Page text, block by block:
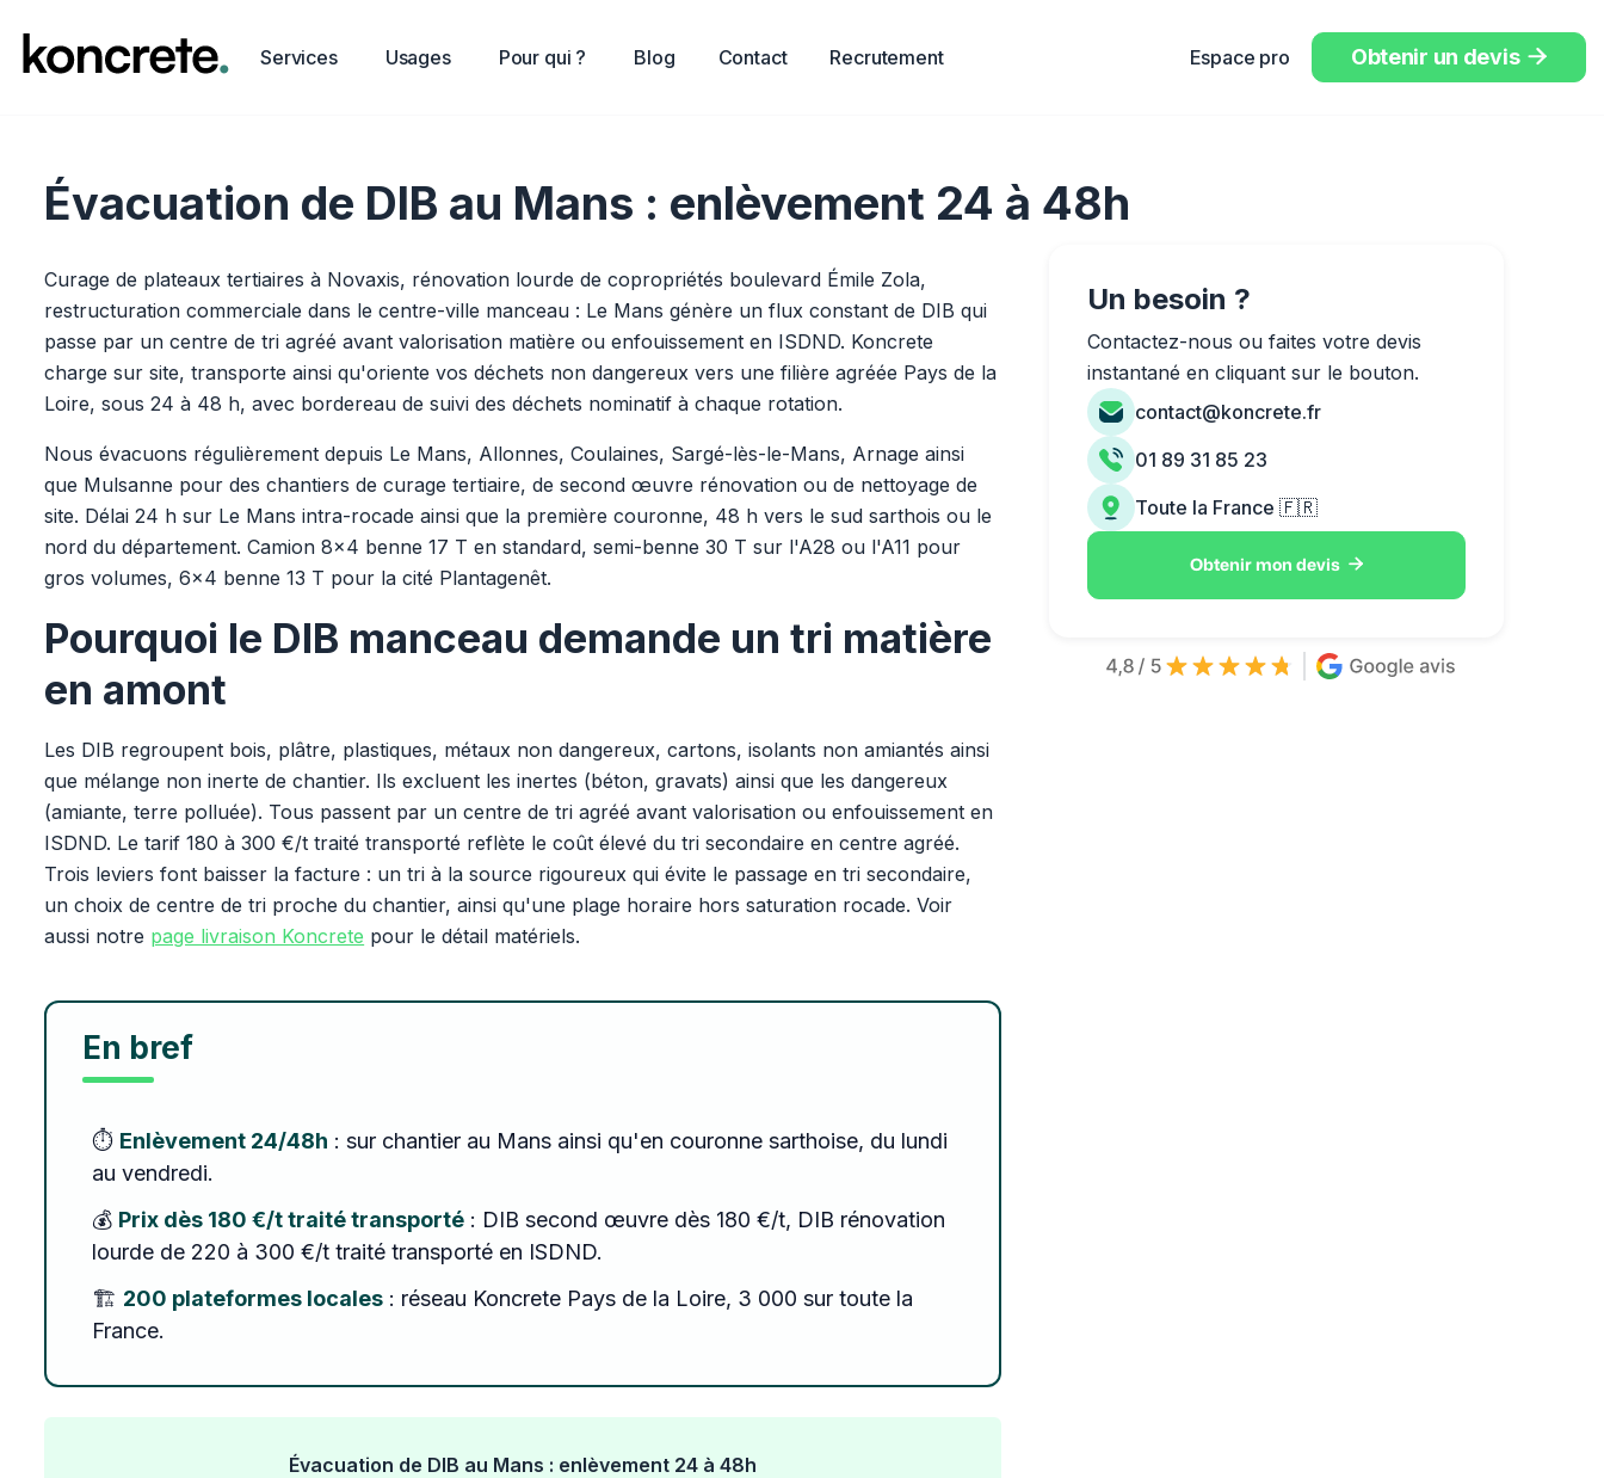
Services Usages Pour qui ? Blog Contact Recrutement Espace pro Obtenir un devis 
Évacuation de DIB au Mans : enlèvement 24 à 48h
Curage de plateaux tertiaires à Novaxis, rénovation lourde de copropriétés boulevard Émile Zola,
restructuration commerciale dans le centre-ville manceau : Le Mans génère un flux constant de DIB qui
passe par un centre de tri agréé avant valorisation matière ou enfouissement en ISDND. Koncrete
charge sur site, transporte ainsi qu'oriente vos déchets non dangereux vers une filière agréée Pays de la
Loire, sous 24 à 48 h, avec bordereau de suivi des déchets nominatif à chaque rotation.
Nous évacuons régulièrement depuis Le Mans, Allonnes, Coulaines, Sargé-lès-le-Mans, Arnage ainsi
que Mulsanne pour des chantiers de curage tertiaire, de second œuvre rénovation ou de nettoyage de
site. Délai 24 h sur Le Mans intra-rocade ainsi que la première couronne, 48 h vers le sud sarthois ou le
nord du département. Camion 8x4 benne 17 T en standard, semi-benne 30 T sur l'A28 ou l'A11 pour
gros volumes, 6x4 benne 13 T pour la cité Plantagenêt.
Pourquoi le DIB manceau demande un tri matière
en amont
Les DIB regroupent bois, plâtre, plastiques, métaux non dangereux, cartons, isolants non amiantés ainsi
que mélange non inerte de chantier. Ils excluent les inertes (béton, gravats) ainsi que les dangereux
(amiante, terre polluée). Tous passent par un centre de tri agréé avant valorisation ou enfouissement en
ISDND. Le tarif 180 à 300 €/t traité transporté reflète le coût élevé du tri secondaire en centre agréé.
Trois leviers font baisser la facture : un tri à la source rigoureux qui évite le passage en tri secondaire,
un choix de centre de tri proche du chantier, ainsi qu'une plage horaire hors saturation rocade. Voir
aussi notre page livraison Koncrete pour le détail matériels.
En bref
⏱️ Enlèvement 24/48h : sur chantier au Mans ainsi qu'en couronne sarthoise, du lundi
au vendredi.
💰 Prix dès 180 €/t traité transporté : DIB second œuvre dès 180 €/t, DIB rénovation
lourde de 220 à 300 €/t traité transporté en ISDND.
🏗️ 200 plateformes locales : réseau Koncrete Pays de la Loire, 3 000 sur toute la
France.
Évacuation de DIB au Mans : enlèvement 24 à 48h
Un besoin ?
Contactez-nous ou faites votre devis
instantané en cliquant sur le bouton.
contact@koncrete.fr
01 89 31 85 23
Toute la France 🇫🇷
Obtenir mon devis 